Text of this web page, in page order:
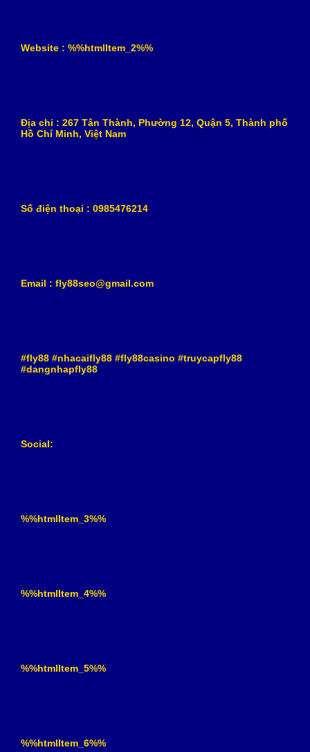
Website : %%htmlItem_2%%
Địa chỉ : 267 Tân Thành, Phường 12, Quận 5, Thành phố
Hồ Chí Minh, Việt Nam
Số điện thoại : 0985476214
Email : fly88seo@gmail.com
#fly88 #nhacaifly88 #fly88casino #truycapfly88
#dangnhapfly88
Social:
%%htmlItem_3%%
%%htmlItem_4%%
%%htmlItem_5%%
%%htmlItem_6%%